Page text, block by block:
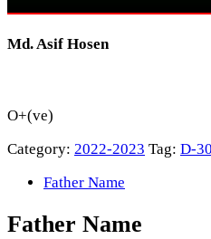
Md. Asif Hosen
O+(ve)
Category: 2022-2023 Tag: D-
Father Name
Father Name